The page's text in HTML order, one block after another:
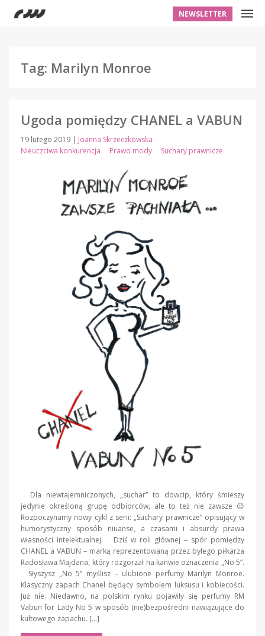
NEWSLETTER
Tag: Marilyn Monroe
Ugoda pomiędzy CHANEL a VABUN
19 lutego 2019 | Joanna Skrzeczkowska
Nieuczciwa konkurencja
Prawo mody Suchary prawnicze
Dla niewtajemniczonych, „suchar” to dowcip, który śmieszy
jedynie określoną grupę odbiorców, ale to też nie zawsze 😉
Rozpoczynamy nowy cykl z serii: „Suchary prawnicze” opisujący w
humorystyczny sposób niuanse, a czasami i absurdy prawa
własności intelektualnej. Dziś w roli głównej – spór pomiędzy
CHANEL a VABUN – marką reprezentowaną przez byłego piłkarza
Radosława Majdana, który rozgorzał na kanwie oznaczenia „No 5”.
Słyszysz „No 5” myślisz – ulubione perfumy Marilyn Monroe.
Klasyczny zapach Chanel będący symbolem luksusu i kobiecości.
Już nie. Niedawno, na polskim rynku pojawiły się perfumy RM
Vabun for Lady No 5 w sposób (nie)bezpośredni nawiązujące do
kultowego zapachu. […]